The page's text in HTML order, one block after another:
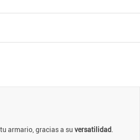
armario, gracias a su versatilidad.